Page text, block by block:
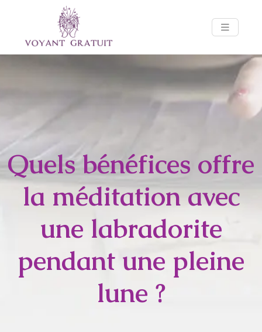
Quels bénéfices offre
la méditation avec
une labradorite
pendant une pleine
lune ?